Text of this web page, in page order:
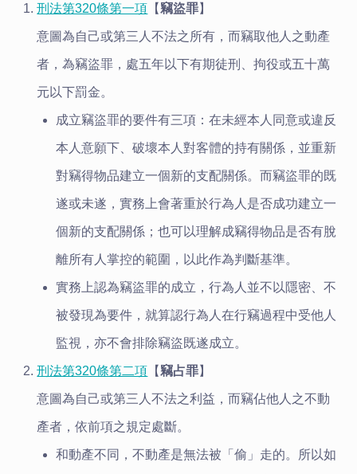
刑法第320條第一項 【 竊盜罪】
意圖為自己或第三人不法之所有，而竊取他人之動產
者，為竊盜罪，處五年以下有期徒刑、拘役或五十萬
元以下罰金。
成立竊盜罪的要件有三項：在未經本人同意或違反
本人意願下、破壞本人對客體的持有關係，並重新
對竊得物品建立一個新的支配關係。而竊盜罪的既
遂或未遂，實務上會著重於行為人是否成功建立一
個新的支配關係；也可以理解成竊得物品是否有脫
離所有人掌控的範圍，以此作為判斷基準。
實務上認為竊盜罪的成立，行為人並不以隱密、不
被發現為要件，就算認行為人在行竊過程中受他人
監視，亦不會排除竊盜既遂成立。
刑法第320條第二項 【 竊占罪】
意圖為自己或第三人不法之利益，而竊佔他人之不動
產者，依前項之規定處斷。
和動產不同，不動產是無法被「偷」走的。所以如